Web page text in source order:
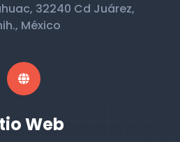
32240 Cd Juárez,
México
Web